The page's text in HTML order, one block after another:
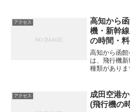
港から函館空
ん。...
アクセス
高知から
機・新幹
の時間・
高知から函
は、飛行機
種類がありま
円新幹線10
フェ...
アクセス
成田空港
(飛行機の